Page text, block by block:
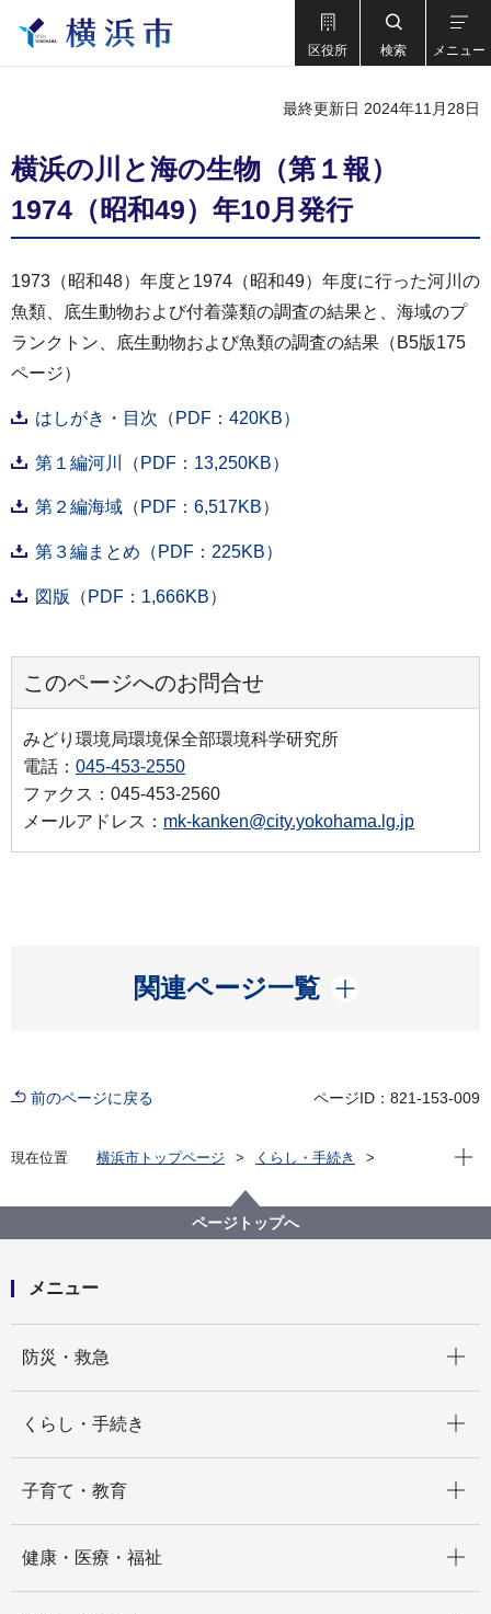
区役所 検索 メニュー
最終更新日 2024年11月28日
横浜の川と海の生物（第１報）
1974（昭和49）年10月発行
1973（昭和48）年度と1974（昭和49）年度に行った河川の
魚類、底生動物および付着藻類の調査の結果と、海域のプ
ランクトン、底生動物および魚類の調査の結果（B5版175
ページ）
はしがき・目次（PDF：420KB）
第１編河川（PDF：13,250KB）
第２編海域（PDF：6,517KB）
第３編まとめ（PDF：225KB）
図版（PDF：1,666KB）
このページへのお問合せ
みどり環境局環境保全部環境科学研究所
電話： 045-453-2550
ファクス：045-453-2560
メールアドレス： mk-kanken@city.yokohama.lg.jp
関連ページ一覧
開く
前のページに戻る ページID：821-153-009
現在位置 横浜市トップページ
くらし・手続き
資料
横浜の川と海の生物（第１報） 1974（昭和49）年10
月発行
現在
ページトップへ
メニュー
防災・救急
くらし・手続き
子育て・教育
健康・医療・福祉